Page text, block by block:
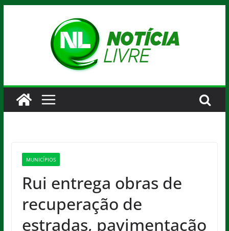
MUNICÍPIOS
Rui entrega obras de
recuperação de
estradas, pavimentação